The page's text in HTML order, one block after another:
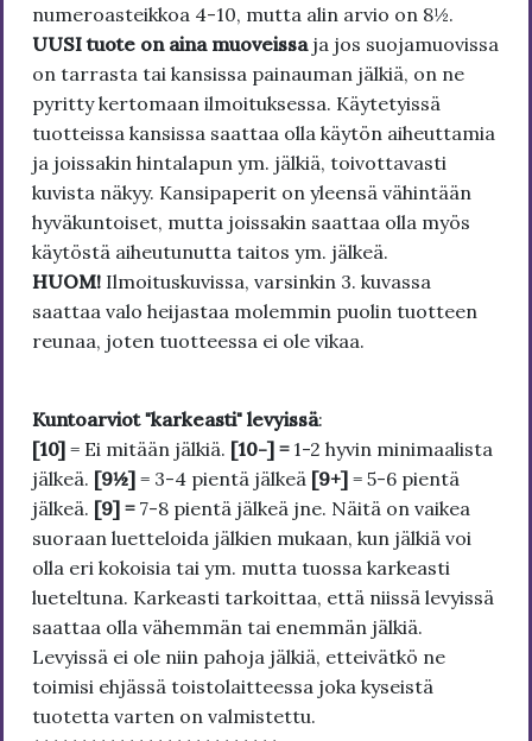
numeroasteikkoa 4-10, mutta alin arvio on 8½.
UUSI tuote on aina muoveissa ja jos suojamuovissa
on tarrasta tai kansissa painauman jälkiä, on ne
pyritty kertomaan ilmoituksessa. Käytetyissä
tuotteissa kansissa saattaa olla käytön aiheuttamia
ja joissakin hintalapun ym. jälkiä, toivottavasti
kuvista näkyy. Kansipaperit on yleensä vähintään
hyväkuntoiset, mutta joissakin saattaa olla myös
käytöstä aiheutunutta taitos ym. jälkeä.
HUOM! Ilmoituskuvissa, varsinkin 3. kuvassa
saattaa valo heijastaa molemmin puolin tuotteen
reunaa, joten tuotteessa ei ole vikaa.
Kuntoarviot "karkeasti" levyissä:
[10] = Ei mitään jälkiä. [10-] = 1-2 hyvin minimaalista
jälkeä. [9½] = 3-4 pientä jälkeä [9+] = 5-6 pientä
jälkeä. [9] = 7-8 pientä jälkeä jne. Näitä on vaikea
suoraan luetteloida jälkien mukaan, kun jälkiä voi
olla eri kokoisia tai ym. mutta tuossa karkeasti
lueteltuna. Karkeasti tarkoittaa, että niissä levyissä
saattaa olla vähemmän tai enemmän jälkiä.
Levyissä ei ole niin pahoja jälkiä, etteivätkö ne
toimisi ehjässä toistolaitteessa joka kyseistä
tuotetta varten on valmistettu.